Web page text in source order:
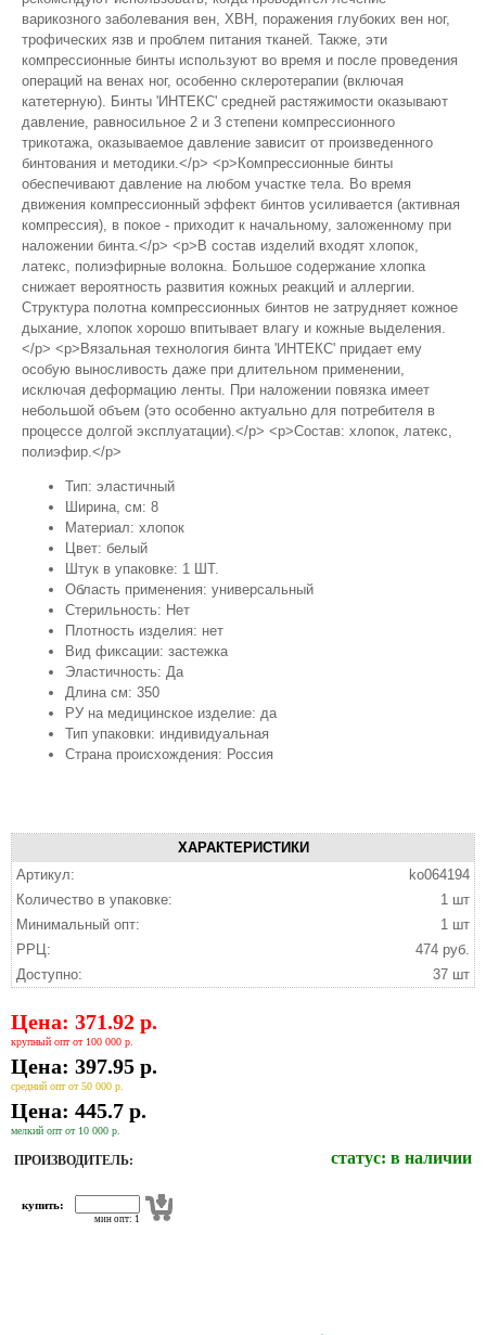
варикозного заболевания вен, ХВН, поражения глубоких вен ног,
трофических язв и проблем питания тканей. Также, эти
компрессионные бинты используют во время и после проведения
операций на венах ног, особенно склеротерапии (включая
катетерную). Бинты 'ИНТЕКС' средней растяжимости оказывают
давление, равносильное 2 и 3 степени компрессионного
трикотажа, оказываемое давление зависит от произведенного
бинтования и методики.</p> <p>Компрессионные бинты
обеспечивают давление на любом участке тела. Во время
движения компрессионный эффект бинтов усиливается (активная
компрессия), в покое - приходит к начальному, заложенному при
наложении бинта.</p> <p>В состав изделий входят хлопок,
латекс, полиэфирные волокна. Большое содержание хлопка
снижает вероятность развития кожных реакций и аллергии.
Структура полотна компрессионных бинтов не затрудняет кожное
дыхание, хлопок хорошо впитывает влагу и кожные выделения.
</p> <p>Вязальная технология бинта 'ИНТЕКС' придает ему
особую выносливость даже при длительном применении,
исключая деформацию ленты. При наложении повязка имеет
небольшой объем (это особенно актуально для потребителя в
процессе долгой эксплуатации).</p> <p>Состав: хлопок, латекс,
полиэфир.</p>
Тип: эластичный
Ширина, см: 8
Материал: хлопок
Цвет: белый
Штук в упаковке: 1 ШТ.
Область применения: универсальный
Стерильность: Нет
Плотность изделия: нет
Вид фиксации: застежка
Эластичность: Да
Длина см: 350
РУ на медицинское изделие: да
Тип упаковки: индивидуальная
Страна происхождения: Россия
ХАРАКТЕРИСТИКИ
Артикул:
ko064194
Количество в упаковке:
1 шт
Минимальный опт:
1 шт
РРЦ:
474 руб.
Доступно:
37 шт
Цена: 371.92 р.
крупный опт от 100 000 р.
Цена: 397.95 р.
средний опт от 50 000 р.
Цена: 445.7 р.
мелкий опт от 10 000 р.
ПРОИЗВОДИТЕЛЬ: статус: в наличии
купить:
мин опт: 1